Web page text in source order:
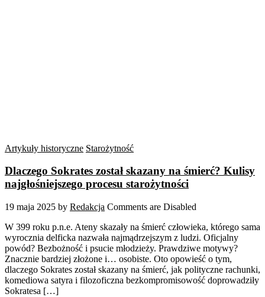
Artykuły historyczne Starożytność
Dlaczego Sokrates został skazany na śmierć? Kulisy
najgłośniejszego procesu starożytności
19 maja 2025 by Redakcja Comments are Disabled
W 399 roku p.n.e. Ateny skazały na śmierć człowieka, którego sama
wyrocznia delficka nazwała najmądrzejszym z ludzi. Oficjalny
powód? Bezbożność i psucie młodzieży. Prawdziwe motywy?
Znacznie bardziej złożone i… osobiste. Oto opowieść o tym,
dlaczego Sokrates został skazany na śmierć, jak polityczne rachunki,
komediowa satyra i filozoficzna bezkompromisowość doprowadziły
Sokratesa […]